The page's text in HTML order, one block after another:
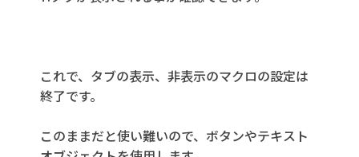
これで、タブの表示、非表示のマクロの設定は
終了です。
このままだと使い難いので、ボタンやテキスト